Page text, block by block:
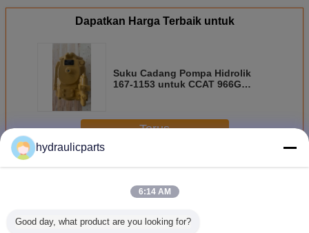
Dapatkan Harga Terbaik untuk
Suku Cadang Pompa Hidrolik
167-1153 untuk CCAT 966G
Terus
LebihPompa hidrolik Caterpillar
hydraulicparts
6:14 AM
Good day, what product are you looking for?